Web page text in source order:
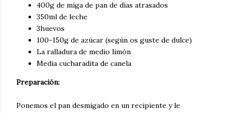
400g de miga de pan de días atrasados
350ml de leche
3huevos
100-150g de azúcar (según os guste de dulce)
La ralladura de medio limón
Media cucharadita de canela
Preparación:
Ponemos el pan desmigado en un recipiente y le